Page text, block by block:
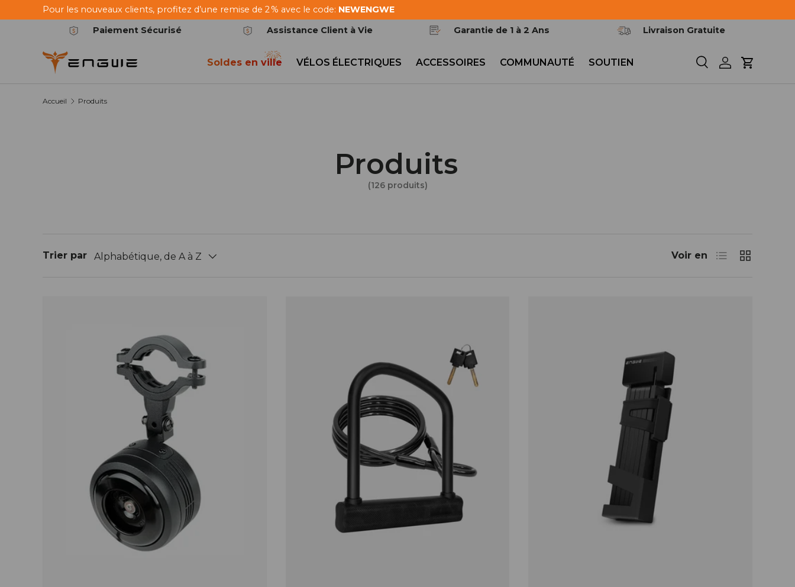
Aller au contenu
Pour les nouveaux clients, profitez d’une remise de 2 % avec le code: NEWENGWE
Paiement Sécurisé
Assistance Client à Vie Garantie de 1 à 2 Ans Livraison Gratuite
Recherche
Se connecter
Panier
Soldes en ville VÉLOS ÉLECTRIQUES ACCESSOIRES COMMUNAUTÉ SOUTIEN
Accueil Produits
Produits
(126 produits)
Trier par Alphabétique, de A à Z Voir en Liste Grille